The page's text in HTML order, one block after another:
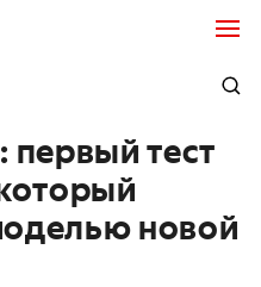
первый тест
новой